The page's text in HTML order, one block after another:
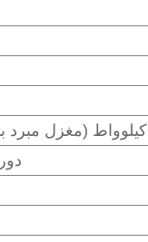
7.5 كيلوواط (مغزل مبرد